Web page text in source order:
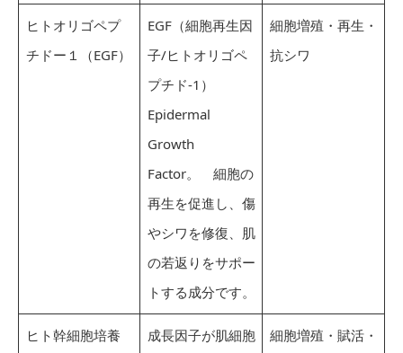
ヒトオリゴペプ
チドー１（EGF）
EGF（細胞再生因
子/ヒトオリゴペ
プチド-1）
Epidermal
Growth
Factor。 細胞の
再生を促進し、傷
やシワを修復、肌
の若返りをサポー
トする成分です。
細胞増殖・再生・
抗シワ
ヒト幹細胞培養 成長因子が肌細胞 細胞増殖・賦活・